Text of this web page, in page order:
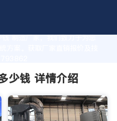
制造厂家，我们致力于为您
方案。获取厂家直销报价及技
少钱 详情介绍